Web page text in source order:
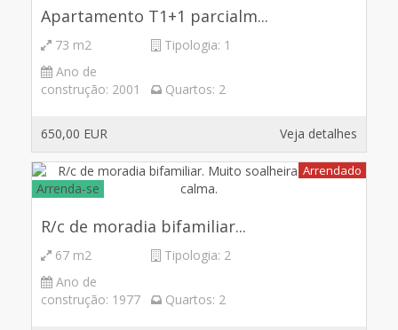
Apartamento T1+1 parcialm...
73 m2 Tipologia: 1
Ano de
construção: 2001 Quartos: 2
650,00 EUR Veja detalhes
Arrendado
Arrenda-se
R/c de moradia bifamiliar...
67 m2 Tipologia: 2
Ano de
construção: 1977 Quartos: 2